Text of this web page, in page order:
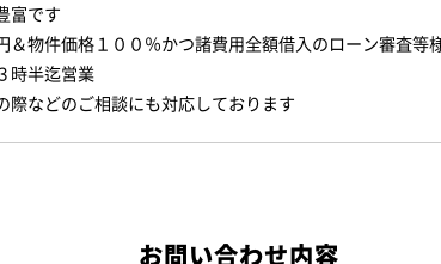
富です
物件価格１００％かつ諸費用全額借入のローン審査等
時半迄営業
などのご相談にも対応しております
お問い合わせ内容